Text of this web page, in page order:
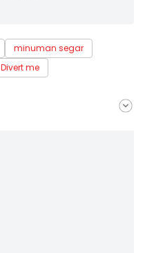
minuman segar
Divert me